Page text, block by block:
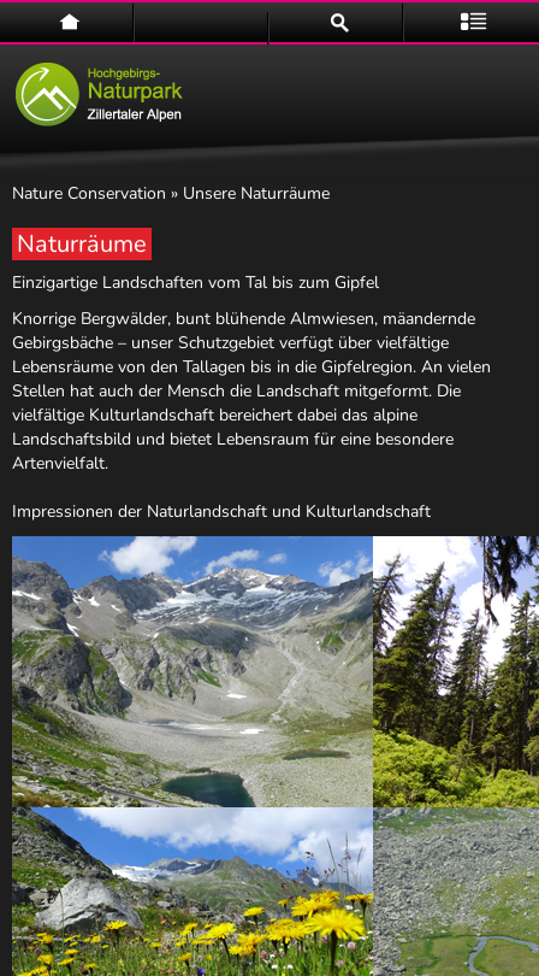
Home
Naturpark
Nature Conservation » Unsere Naturräume
Naturräume
Einzigartige Landschaften vom Tal bis zum Gipfel
Knorrige Bergwälder, bunt blühende Almwiesen, mäandernde
Gebirgsbäche – unser Schutzgebiet verfügt über vielfältige
Lebensräume von den Tallagen bis in die Gipfelregion. An vielen
Stellen hat auch der Mensch die Landschaft mitgeformt. Die
vielfältige Kulturlandschaft bereichert dabei das alpine
Landschaftsbild und bietet Lebensraum für eine besondere
Artenvielfalt.
Impressionen der Naturlandschaft und Kulturlandschaft